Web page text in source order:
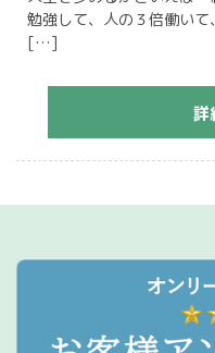
勉強して、人の３倍働いて
[…]
詳